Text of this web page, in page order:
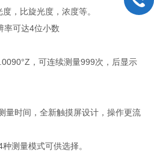
，比旋光度，浓度等。
率可达4位小数
，可连续测量999次，后显示
量时间，全新触摸屏设计，操作更流
测量模式可供选择。